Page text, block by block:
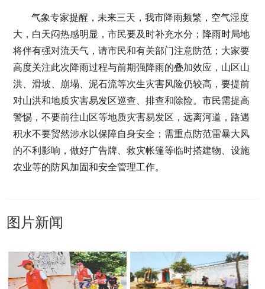
气象专家提醒，未来三天，我市降雨频繁，空气湿度
大，白天闷热感明显，市民要及时补充水分；降雨时局地
将伴有强对流天气，请市民和有关部门注意防范；大家要
高度关注此次降雨过程与前期强降雨的叠加效应，山区山
洪、滑坡、崩塌、泥石流等次生灾害风险仍较高，要提前
对山洪和地质灾害易发区巡查、排查和除险。市民需提高
警惕，不要前往山区等地质灾害易发区，远离河道，路遇
积水不要贸然涉水以保障自身安全；需重点防范雷暴大风
的不利影响，做好广告牌、救灾帐篷等临时搭建物、设施
农业等的防风加固和安全管理工作。
图片新闻